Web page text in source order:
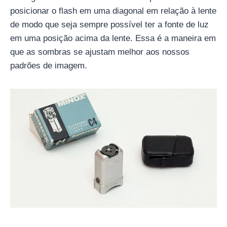
posicionar o flash em uma diagonal em relação à lente
de modo que seja sempre possível ter a fonte de luz
em uma posição acima da lente. Essa é a maneira em
que as sombras se ajustam melhor aos nossos
padrões de imagem.